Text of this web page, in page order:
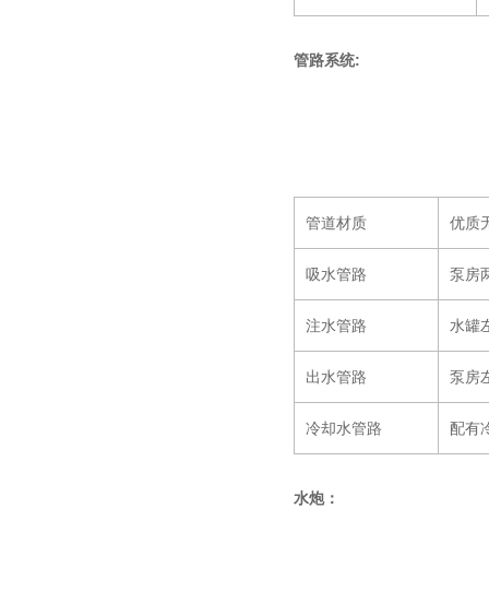
管路系统:
管道材质 优质
吸水管路 泵房
注水管路 水罐
出水管路 泵房
冷却水管路 配有
水炮：